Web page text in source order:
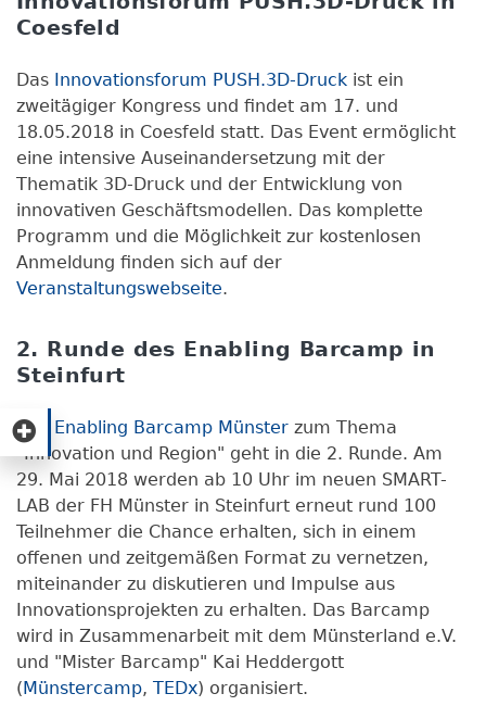
Coesfeld
Das Innovationsforum PUSH.3D-Druck ist ein
zweitägiger Kongress und findet am 17. und
18.05.2018 in Coesfeld statt. Das Event ermöglicht
eine intensive Auseinandersetzung mit der
Thematik 3D-Druck und der Entwicklung von
innovativen Geschäftsmodellen. Das komplette
Programm und die Möglichkeit zur kostenlosen
Anmeldung finden sich auf der
Veranstaltungswebseite.
2. Runde des Enabling Barcamp in
Steinfurt
Das Enabling Barcamp Münster zum Thema
"Innovation und Region" geht in die 2. Runde. Am
29. Mai 2018 werden ab 10 Uhr im neuen SMART-
LAB der FH Münster in Steinfurt erneut rund 100
Teilnehmer die Chance erhalten, sich in einem
offenen und zeitgemäßen Format zu vernetzen,
miteinander zu diskutieren und Impulse aus
Innovationsprojekten zu erhalten. Das Barcamp
wird in Zusammenarbeit mit dem Münsterland e.V.
und "Mister Barcamp" Kai Heddergott
(Münstercamp, TEDx) organisiert.